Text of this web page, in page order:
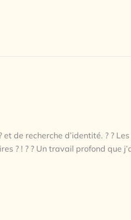
de recherche d’identité. ? ?
? ! ? ? Un travail profond que